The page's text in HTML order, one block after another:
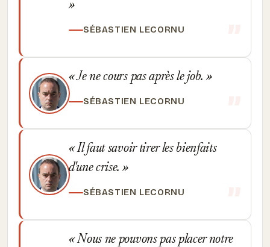
SÉBASTIEN LECORNU
Je ne cours pas après le job.
SÉBASTIEN LECORNU
Il faut savoir tirer les bienfaits
d'une crise.
SÉBASTIEN LECORNU
Nous ne pouvons pas placer notre